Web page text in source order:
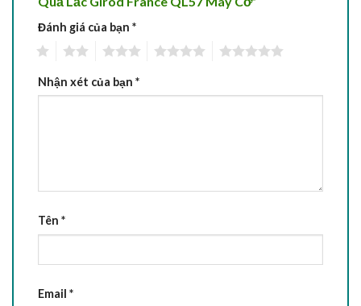
Đánh giá của bạn *
Nhận xét của bạn *
Tên *
Email *